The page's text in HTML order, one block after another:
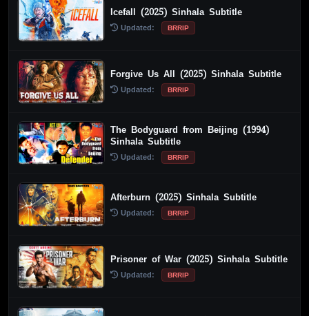
Icefall (2025) Sinhala Subtitle
Updated: BRRIP
Forgive Us All (2025) Sinhala Subtitle
Updated: BRRIP
The Bodyguard from Beijing (1994)
Sinhala Subtitle
Updated: BRRIP
Afterburn (2025) Sinhala Subtitle
Updated: BRRIP
Prisoner of War (2025) Sinhala Subtitle
Updated: BRRIP